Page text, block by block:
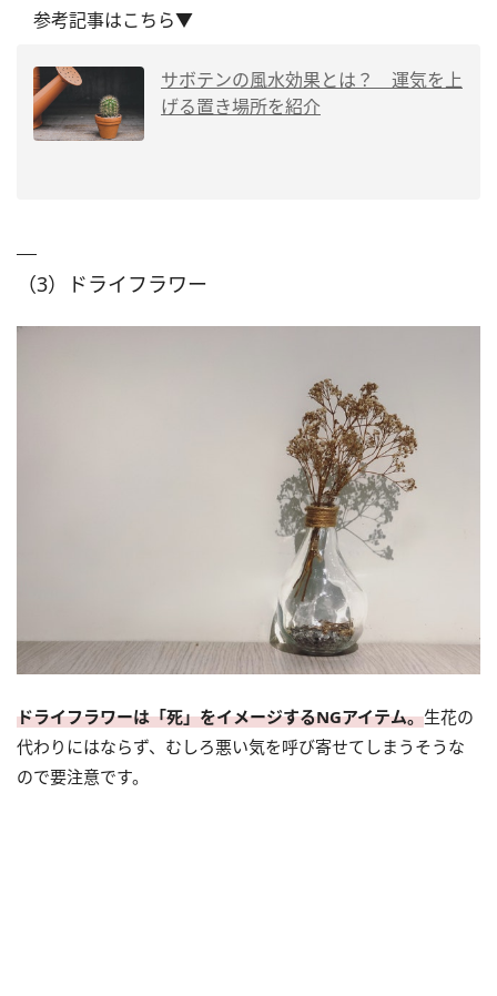
参考記事はこちら▼
サボテンの風水効果とは？ 運気を上
げる置き場所を紹介
（3）ドライフラワー
ドライフラワーは「死」をイメージするNGアイテム。生花の
代わりにはならず、むしろ悪い気を呼び寄せてしまうそうな
ので要注意です。